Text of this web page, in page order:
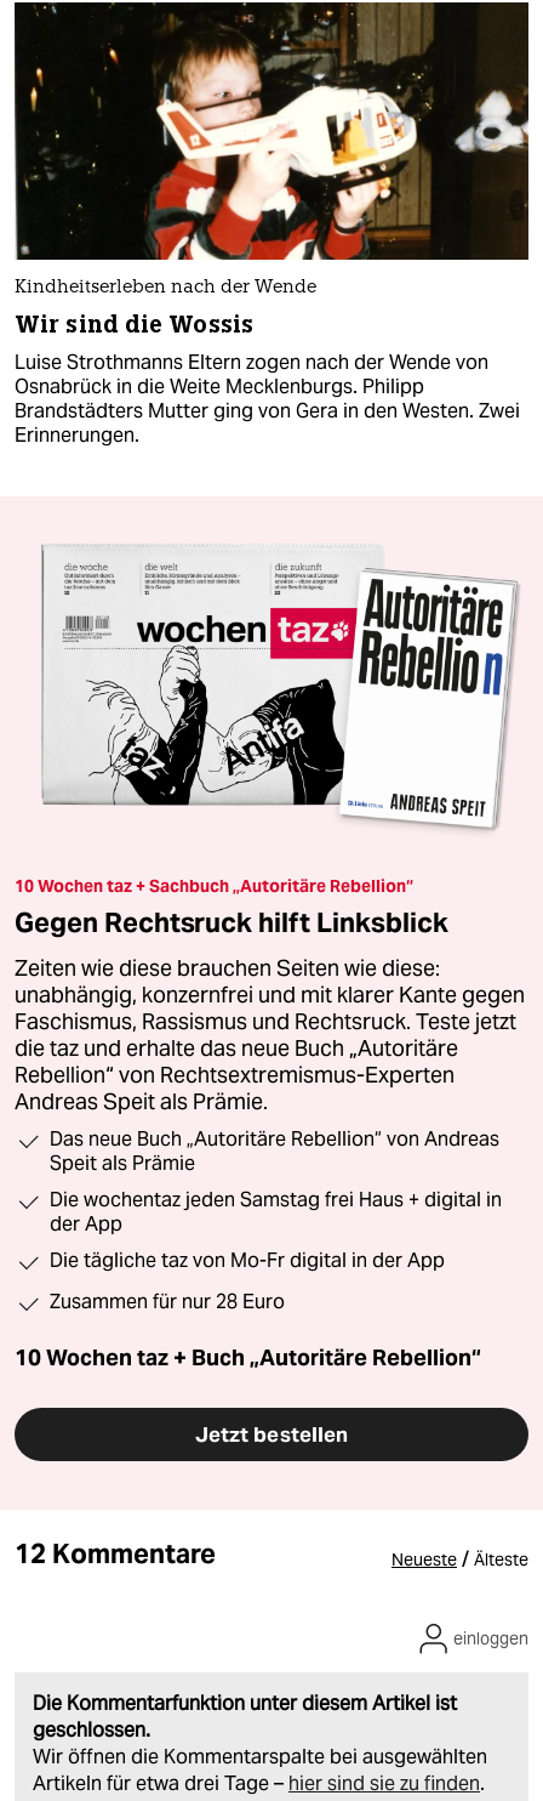
Kindheitserleben nach der Wende
Wir sind die Wossis
Luise Strothmanns Eltern zogen nach der Wende von
Osnabrück in die Weite Mecklenburgs. Philipp
Brandstädters Mutter ging von Gera in den Westen. Zwei
Erinnerungen.
10 Wochen taz + Sachbuch „Autoritäre Rebellion“
Gegen Rechtsruck hilft Linksblick
Zeiten wie diese brauchen Seiten wie diese:
unabhängig, konzernfrei und mit klarer Kante gegen
Faschismus, Rassismus und Rechtsruck. Teste jetzt
die taz und erhalte das neue Buch „Autoritäre
Rebellion“ von Rechtsextremismus-Experten
Andreas Speit als Prämie.
Das neue Buch „Autoritäre Rebellion“ von Andreas
Speit als Prämie
Die wochentaz jeden Samstag frei Haus + digital in
der App
Die tägliche taz von Mo-Fr digital in der App
Zusammen für nur 28 Euro
10 Wochen taz + Buch „Autoritäre Rebellion“
Jetzt bestellen
12 Kommentare Neueste / Älteste
Die Kommentarfunktion unter diesem Artikel ist
geschlossen.
Wir öffnen die Kommentarspalte bei ausgewählten
Artikeln für etwa drei Tage – hier sind sie zu finden.
einloggen